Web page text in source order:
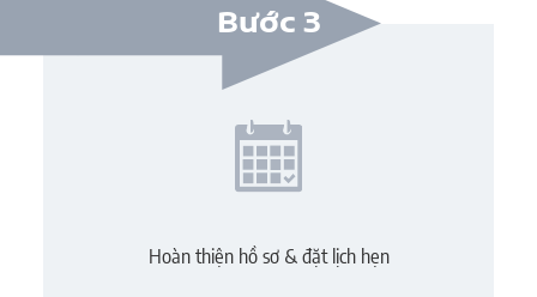
Bước 3
Hoàn thiện hồ sơ & đặt lịch hẹn